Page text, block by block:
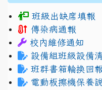
班級出缺席填報
傳染病通報
校內維修通知
設備組班級設備
班群書箱輪換回
電動板擦機保養